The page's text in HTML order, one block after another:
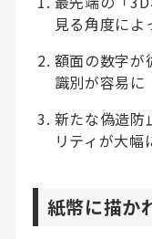
見る角度によ
額面の数字が
識別が容易に
新たな偽造防
リティが大幅
紙幣に描か